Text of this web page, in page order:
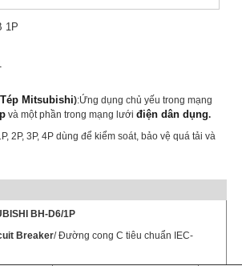
1P
Mitsubishi):Ứng dụng chủ yếu trong mạng
và một phần trong mạng lướiđiện dân dụng.
2P, 3P, 4P dùng để kiểm soát, bảo vệ quá tải và
BH-D6/1P
Breaker/ Đường cong C tiêu chuẩn IEC-